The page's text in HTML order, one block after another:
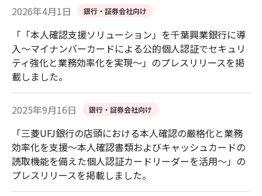
2026年4月1日 銀行・証券会社向け
「「本人確認支援ソリューション」を千葉興業銀行に導
入～マイナンバーカードによる公的個人認証でセキュリ
ティ強化と業務効率化を実現～」のプレスリリースを掲
載しました。
2025年9月16日 銀行・証券会社向け
「三菱UFJ銀行の店頭における本人確認の厳格化と業務
効率化を支援～本人確認書類およびキャッシュカードの
読取機能を備えた個人認証カードリーダーを活用～」の
プレスリリースを掲載しました。